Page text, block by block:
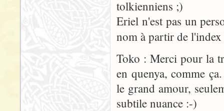
tolkienniens ;)
Eriel n'est pas un
nom à partir de
Toko : Merci pour la
en quenya, comme
le grand amour,
subtile nuance :-)